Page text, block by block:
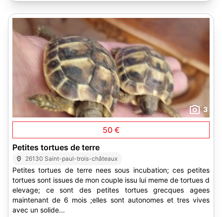
3
50 €
Petites tortues de terre
26130 Saint-paul-trois-châteaux
Petites tortues de terre nees sous incubation; ces petites
tortues sont issues de mon couple issu lui meme de tortues d
elevage; ce sont des petites tortues grecques agees
maintenant de 6 mois ;elles sont autonomes et tres vives
avec un solide...